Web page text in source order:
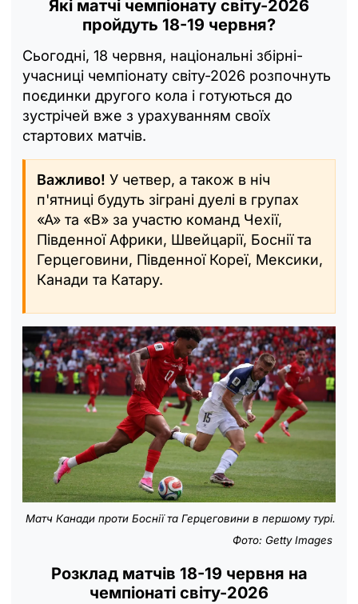
Які матчі чемпіонату світу-2026
пройдуть 18-19 червня?
Сьогодні, 18 червня, національні збірні-
учасниці чемпіонату світу-2026 розпочнуть
поєдинки другого кола і готуються до
зустрічей вже з урахуванням своїх
стартових матчів.
Важливо! У четвер, а також в ніч
п'ятниці будуть зіграні дуелі в групах
«А» та «B» за участю команд Чехії,
Південної Африки, Швейцарії, Боснії та
Герцеговини, Південної Кореї, Мексики,
Канади та Катару.
Матч Канади проти Боснії та Герцеговини в першому турі.
Фото: Getty Images
Розклад матчів 18-19 червня на
чемпіонаті світу-2026